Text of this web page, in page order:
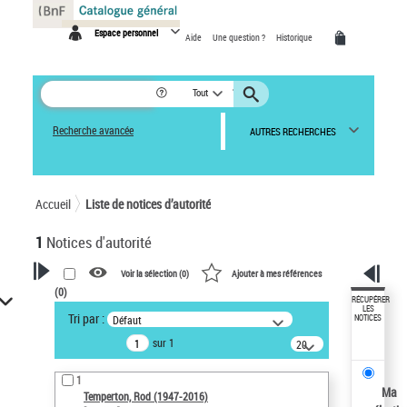
Espace personnel Aide Une question ? Historique
Tout
Recherche avancée AUTRES RECHERCHES
Accueil Liste de notices d’autorité
1 Notices d'autorité
VOTRE RECHERCHE
Recherche avancée dans les
notices d’autorité
Œuvres liées à l'auteur :
Temperton, Rod (1947-2016)
Voir la sélection (0) Ajouter à mes références
(0)
Tri par : Défaut
sur 1
20
résultats/page
1
Temperton, Rod (1947-2016)
RÉCUPÉRER
LES
NOTICES
Ma
Panneau de gestion des cookies